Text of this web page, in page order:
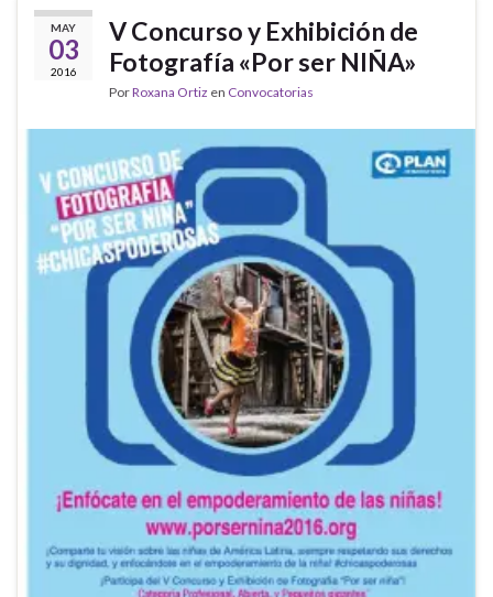
MAY
03
2016
V Concurso y Exhibición de
Fotografía «Por ser NIÑA»
PorRoxana Ortiz en Convocatorias